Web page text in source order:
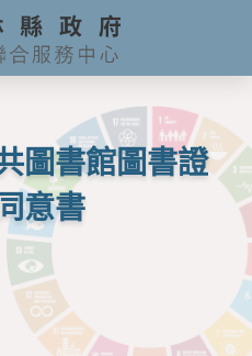
圖書館圖書證
意書